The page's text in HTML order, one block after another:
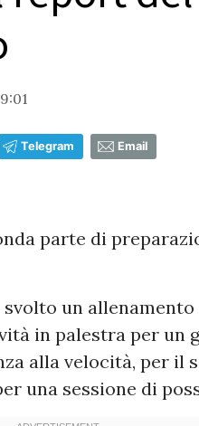
Telegram Email
parte di
un
in palestra per un
alla velocità, per il
una sessione di